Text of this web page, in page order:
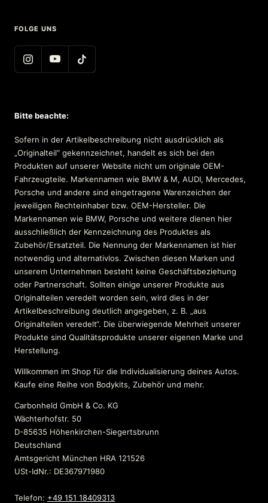
FOLGE UNS
Bitte beachte:
Sofern in der Artikelbeschreibung nicht ausdrücklich als
„Originalteil“ gekennzeichnet, handelt es sich bei den
Produkten auf unserer Website nicht um originale OEM-
Fahrzeugteile. Markennamen wie BMW & M, AUDI, Mercedes,
Porsche und andere sind eingetragene Warenzeichen der
jeweiligen Rechteinhaber bzw. OEM-Hersteller. Die
Markennamen wie BMW, Porsche und weitere dienen hier
ausschließlich der Kennzeichnung des Produktes als
Zubehör/Ersatzteil. Die Nennung der Markennamen ist hier
notwendig und alternativlos. Zwischen diesen Marken und
unserem Unternehmen besteht keine Geschäftsbeziehung
oder Partnerschaft. Sollten einige unserer Produkte aus
Originalteilen veredelt worden sein, wird dies in der
Artikelbeschreibung deutlich angegeben, z. B. „aus
Originalteilen veredelt“. Die überwiegende Mehrheit unserer
Produkte sind Qualitätsprodukte unserer eigenen Marke und
Herstellung.
Willkommen im Shop für die Individualisierung deines Autos.
Kaufe eine Reihe von Bodykits, Zubehör und mehr.
Carbonheld GmbH & Co. KG
Wächterhofstr. 50
D-85635 Höhenkirchen-Siegertsbrunn
Deutschland
Amtsgericht München HRA 121526
USt-IdNr.: DE367971980
Telefon: +49 151 18409313